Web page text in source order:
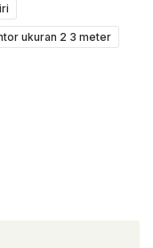
ukuran 2 3 meter